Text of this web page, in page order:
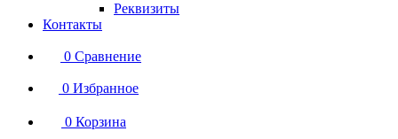
Реквизиты
Контакты
0 Сравнение
0 Избранное
0 Корзина